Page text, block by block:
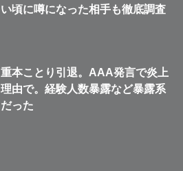
い頃に噂になった相手も徹底調査
重本ことり引退。AAA発言で炎上
理由で。経験人数暴露など暴露系
だった